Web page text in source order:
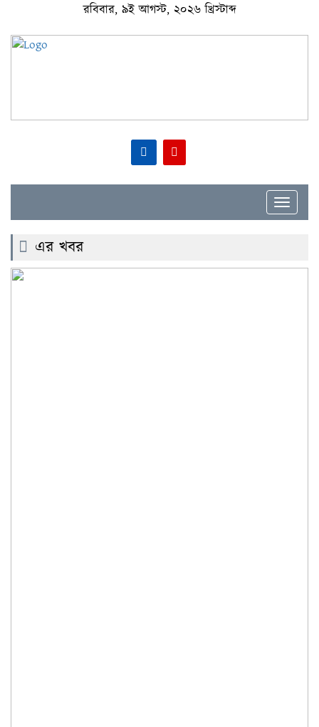
রবিবার, ৯ই আগস্ট, ২০২৬ খ্রিস্টাব্দ
Toggle
এর খবর